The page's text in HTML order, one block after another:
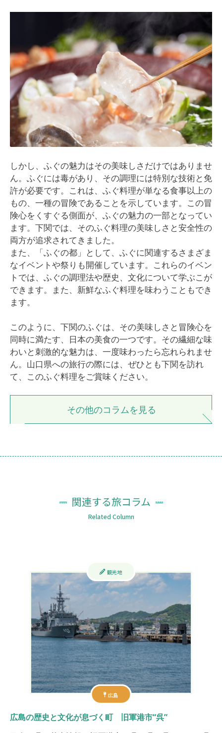
しかし、ふぐの魅力はその美味しさだけではありませ
ん。ふぐには毒があり、その調理には特別な技術と免
許が必要です。これは、ふぐ料理が単なる食事以上の
もの、一種の冒険であることを示しています。この冒
険心をくすぐる側面が、ふぐの魅力の一部となってい
ます。下関では、そのふぐ料理の美味しさと安全性の
両方が追求されてきました。
また、「ふぐの都」として、ふぐに関連するさまざま
なイベントや祭りも開催しています。これらのイベン
トでは、ふぐの調理法や歴史、文化について学ぶこが
できます。また、新鮮なふぐ料理を味わうこともでき
ます。
このように、下関のふぐは、その美味しさと冒険心を
同時に満たす、日本の美食の一つです。その繊細な味
わいと刺激的な魅力は、一度味わったら忘れられませ
ん。山口県への旅行の際には、ぜひとも下関を訪れ
て、このふぐ料理をご賞味ください。
その他のコラムを見る
関連する旅コラム
Related Column
広島
観光地
広島の歴史と文化が息づく町 旧軍港市“呉”